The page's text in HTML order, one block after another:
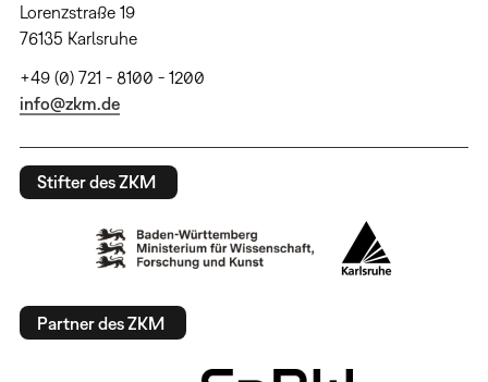
Lorenzstraße 19
76135 Karlsruhe
+49 (0) 721 - 8100 - 1200
info@zkm.de
Stifter des ZKM
Partner des ZKM